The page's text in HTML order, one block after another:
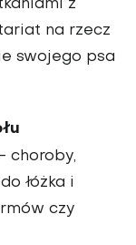
z
na rzecz
swojego psa
- choroby,
łóżka i
czy